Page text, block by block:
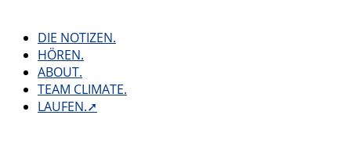
contentDIE NOTIZEN.
HÖREN.
ABOUT.
TEAM CLIMATE.
LAUFEN.➚